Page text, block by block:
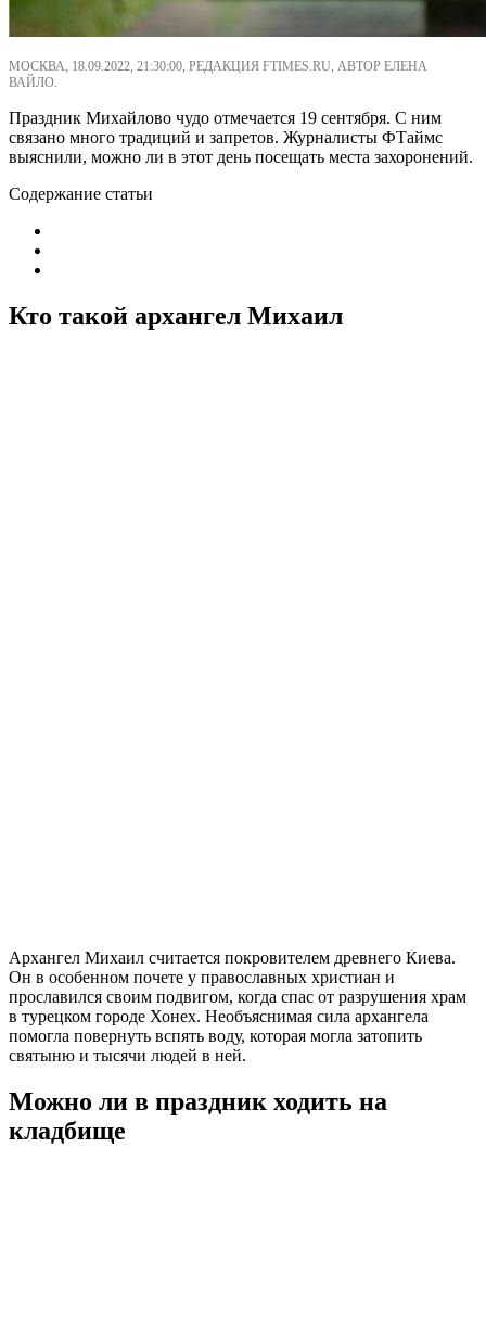
МОСКВА, 18.09.2022, 21:30:00, РЕДАКЦИЯ FTIMES.RU, АВТОР ЕЛЕНА
ВАЙЛО.
Праздник Михайлово чудо отмечается 19 сентября. С ним
связано много традиций и запретов. Журналисты ФТаймс
выяснили, можно ли в этот день посещать места захоронений.
Содержание статьи
Кто такой архангел Михаил
Архангел Михаил считается покровителем древнего Киева.
Он в особенном почете у православных христиан и
прославился своим подвигом, когда спас от разрушения храм
в турецком городе Хонех. Необъяснимая сила архангела
помогла повернуть вспять воду, которая могла затопить
святыню и тысячи людей в ней.
Можно ли в праздник ходить на
кладбище